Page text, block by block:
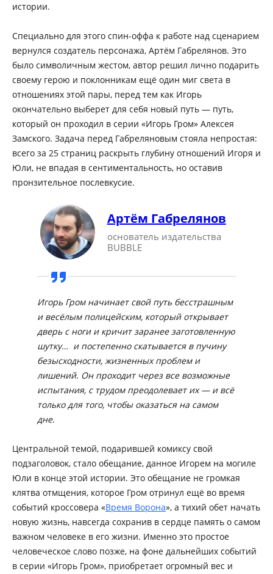
истории.
Специально для этого спин-оффа к работе над сценарием
вернулся создатель персонажа, Артём Габрелянов. Это
было символичным жестом, автор решил лично подарить
своему герою и поклонникам ещё один миг света в
отношениях этой пары, перед тем как Игорь
окончательно выберет для себя новый путь — путь,
который он проходил в серии «Игорь Гром» Алексея
Замского. Задача перед Габреляновым стояла непростая:
всего за 25 страниц раскрыть глубину отношений Игоря и
Юли, не впадая в сентиментальность, но оставив
пронзительное послевкусие.
Артём Габрелянов
основатель издательства
BUBBLE
Игорь Гром начинает свой путь бесстрашным
и весёлым полицейским, который открывает
дверь с ноги и кричит заранее заготовленную
шутку… и постепенно скатывается в пучину
безысходности, жизненных проблем и
лишений. Он проходит через все возможные
испытания, с трудом преодолевает их — и всё
только для того, чтобы оказаться на самом
дне.
Центральной темой, подарившей комиксу свой
подзаголовок, стало обещание, данное Игорем на могиле
Юли в конце этой истории. Это обещание не громкая
клятва отмщения, которое Гром отринул ещё во время
событий кроссовера «Время Ворона», а тихий обет начать
новую жизнь, навсегда сохранив в сердце память о самом
важном человеке в его жизни. Именно это простое
человеческое слово позже, на фоне дальнейших событий
в серии «Игорь Гром», приобретает огромный вес и